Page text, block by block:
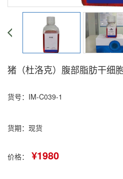
猪（杜洛克）腹部脂肪干细
货号：IM-C039-1
货期：现货
价格： ¥1980